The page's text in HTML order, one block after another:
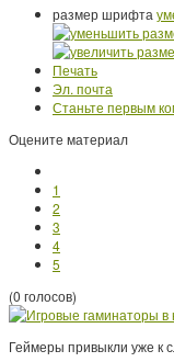
размер шрифта
Печать
Эл. почта
Станьте первым
Оцените материал
1
2
3
4
5
(0 голосов)
Геймеры привыкли уже к